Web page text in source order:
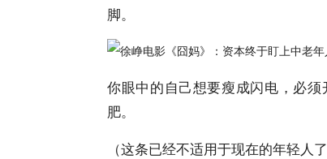
脚。
你眼中的自己想要瘦成闪电，必
肥。
（这条已经不适用于现在的年轻人